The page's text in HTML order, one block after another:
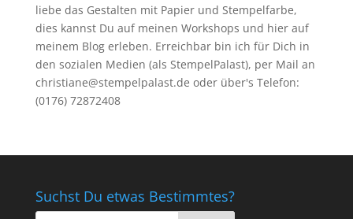
liebe das Gestalten mit Papier und Stempelfarbe,
dies kannst Du auf meinen Workshops und hier auf
meinem Blog erleben. Erreichbar bin ich für Dich in
den sozialen Medien (als StempelPalast), per Mail an
christiane@stempelpalast.de oder über's Telefon:
(0176) 72872408
Suchst Du etwas Bestimmtes?